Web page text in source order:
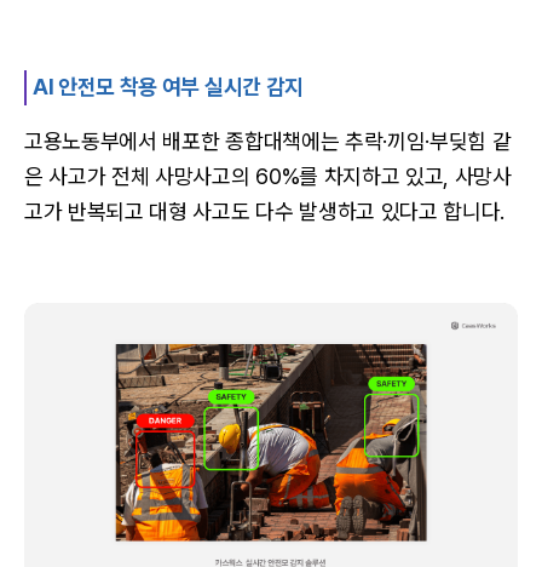
AI 안전모 착용 여부 실시간 감지
고용노동부에서 배포한 종합대책에는 추락·끼임·부딪힘 같
은 사고가 전체 사망사고의 60%를 차지하고 있고, 사망사
고가 반복되고 대형 사고도 다수 발생하고 있다고 합니다.